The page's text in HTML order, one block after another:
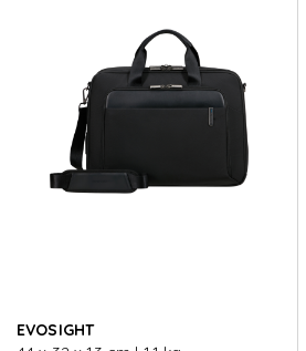
EVOSIGHT